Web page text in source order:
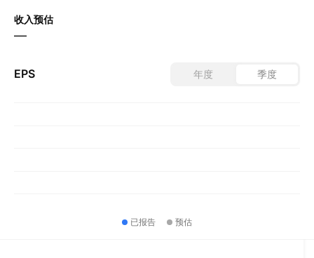
收入预估
—
EPS 年度 季度
已报告 预估